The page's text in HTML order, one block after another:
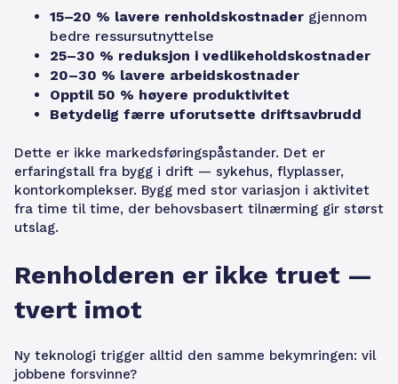
15–20 % lavere renholdskostnader gjennom
bedre ressursutnyttelse
25–30 % reduksjon i vedlikeholdskostnader
20–30 % lavere arbeidskostnader
Opptil 50 % høyere produktivitet
Betydelig færre uforutsette driftsavbrudd
Dette er ikke markedsføringspåstander. Det er
erfaringstall fra bygg i drift — sykehus, flyplasser,
kontorkomplekser. Bygg med stor variasjon i aktivitet
fra time til time, der behovsbasert tilnærming gir størst
utslag.
Renholderen er ikke truet —
tvert imot
Ny teknologi trigger alltid den samme bekymringen: vil
jobbene forsvinne?